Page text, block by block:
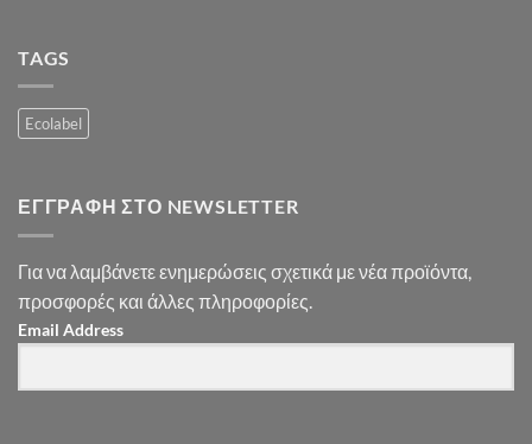
TAGS
Ecolabel
ΕΓΓΡΑΦΉ ΣΤΟ NEWSLETTER
Για να λαμβάνετε ενημερώσεις σχετικά με νέα προϊόντα,
προσφορές και άλλες πληροφορίες.
Email Address